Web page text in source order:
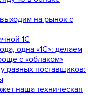
на рынок с
1С
одна «1С»: делаем
с «облаком»
разных поставщиков:
наша техническая